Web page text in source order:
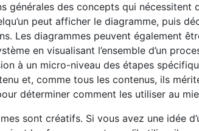
générales des concepts qui nécessitent
peut afficher le diagramme, puis
Les diagrammes peuvent également
en visualisant l’ensemble d’un
à un micro-niveau des étapes
et, comme tous les contenus, ils
déterminer comment les utiliser au
sont créatifs. Si vous avez une idée